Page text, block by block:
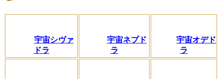
宇宙シヴァ
ドラ
宇宙ネプド
ラ
宇宙オデド
ラ